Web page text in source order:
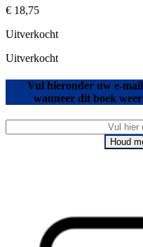
€ 18,75
Uitverkocht
Uitverkocht
Vul hieronder uw e-
wanneer dit boek
Houd